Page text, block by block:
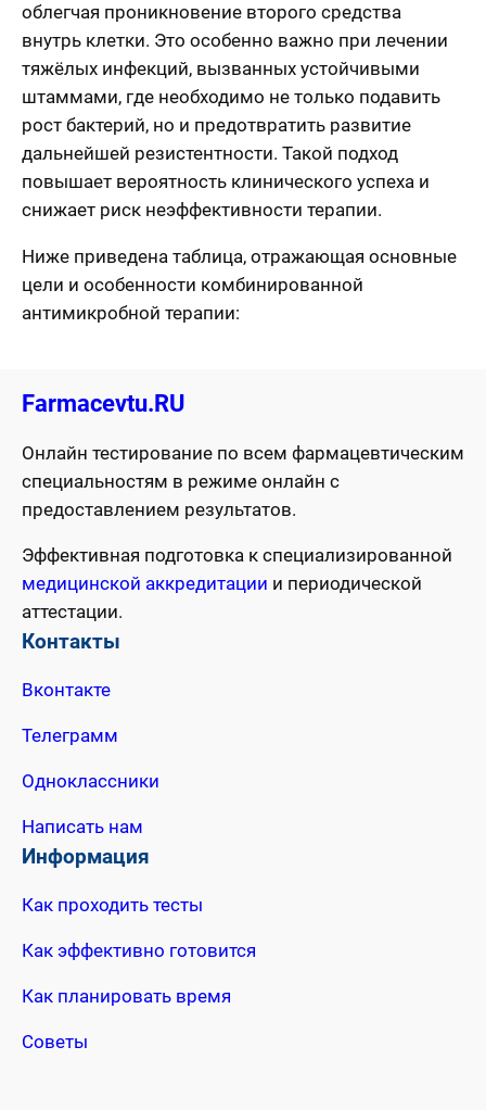
облегчая проникновение второго средства
внутрь клетки. Это особенно важно при лечении
тяжёлых инфекций, вызванных устойчивыми
штаммами, где необходимо не только подавить
рост бактерий, но и предотвратить развитие
дальнейшей резистентности. Такой подход
повышает вероятность клинического успеха и
снижает риск неэффективности терапии.
Ниже приведена таблица, отражающая основные
цели и особенности комбинированной
антимикробной терапии:
Farmacevtu.RU
Онлайн тестирование по всем фармацевтическим
специальностям в режиме онлайн с
предоставлением результатов.
Эффективная подготовка к специализированной
медицинской аккредитации и периодической
аттестации.
Контакты
Вконтакте
Телеграмм
Одноклассники
Написать нам
Информация
Как проходить тесты
Как эффективно готовится
Как планировать время
Советы